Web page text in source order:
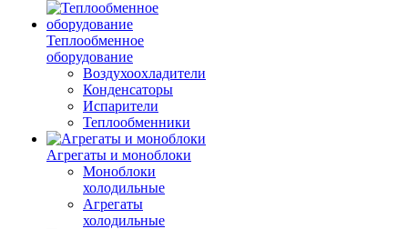
Теплообменное
оборудование
Воздухоохладители
Конденсаторы
Испарители
Теплообменники
Агрегаты и моноблоки
Моноблоки
холодильные
Агрегаты
холодильные